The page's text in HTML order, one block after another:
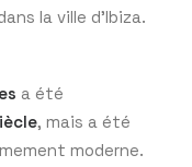
la ville d’Ibiza.
a été
, mais a été
moderne.